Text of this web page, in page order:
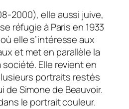
2000), elle aussi juive,
réfugie à Paris en 1933
elle s’intéresse aux
et met en parallèle la
Elle revient en
portraits restés
Simone de Beauvoir.
le portrait couleur.